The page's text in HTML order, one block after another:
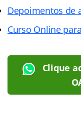
Depoimentos de
Curso Online
Clique